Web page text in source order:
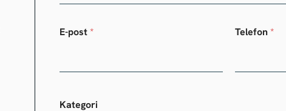
E-post * Telefon *
Kategori